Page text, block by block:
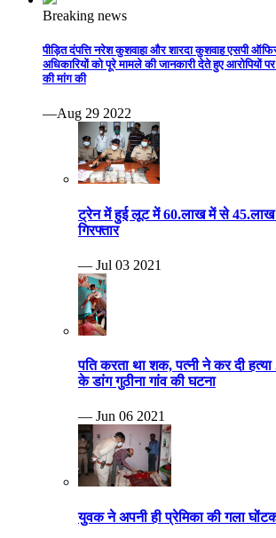
Breaking news
पीड़ित दंपत्ति नरेश कुशवाहा और शारदा कुशवाह एसपी
अधिकारियों को पूरे मामले की जानकारी देते हुए आरोपियों
की मांग की
—Aug 29 2022
ट्रेन में हुई लूट में 60.लाख में से 45.लाख
गिरफ्तार
— Jul 03 2021
पति करता था शक, पत्नी ने कर दी हत्या
के डांग गुठीना गांव की घटना
— Jun 06 2021
युवक ने अपनी ही प्रेमिका की गला